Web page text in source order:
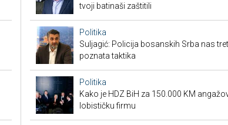
tvoji batinaši zaštitili
Politika
Suljagić: Policija bosanskih Srba nas
poznata taktika
Politika
Kako je HDZ BiH za 150.000 KM
lobističku firmu